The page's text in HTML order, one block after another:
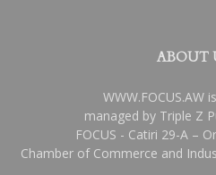
ABOUT
WWW.FOCUS.AW
managed by Triple Z
FOCUS - Catiri 29-A –
Chamber of Commerce and